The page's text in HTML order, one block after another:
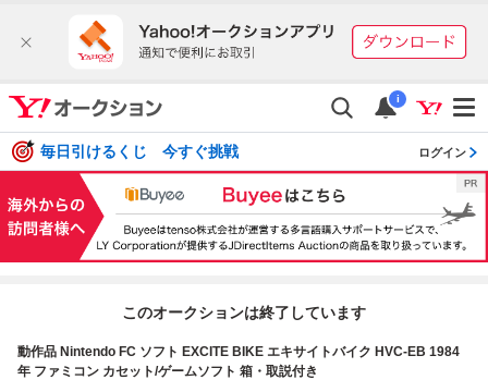
i
毎日引けるくじ 今すぐ挑戦 ログイン
このオークションは終了しています
動作品 Nintendo FC ソフト EXCITE BIKE エキサイトバイク HVC-EB 1984
年 ファミコン カセット/ゲームソフト 箱・取説付き